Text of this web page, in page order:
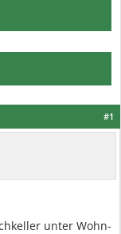
#1
unter Wohn-